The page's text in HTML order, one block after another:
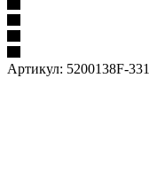
Артикул: 5200138F-